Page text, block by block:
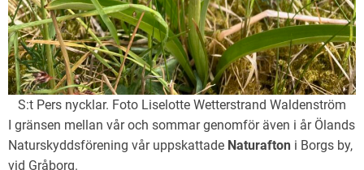
S:t Pers nycklar. Foto Liselotte Wetterstrand Waldenström
I gränsen mellan vår och sommar genomför även i år Ölands
Naturskyddsförening vår uppskattade Naturafton i Borgs by,
vid Gråborg.